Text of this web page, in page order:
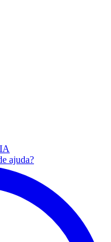
IA
ajuda?